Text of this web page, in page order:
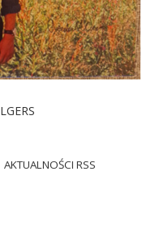
AKTUALNOŚCI RSS